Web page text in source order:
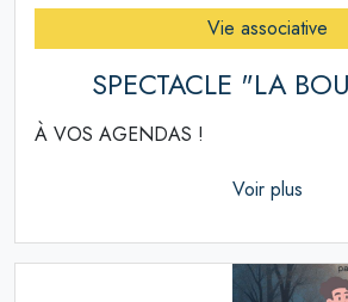
Vie associative
SPECTACLE "LA
À VOS AGENDAS !
Voir plus